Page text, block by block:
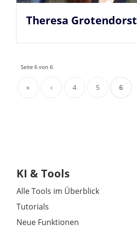
Theresa Grotendorst
Seite 6 von 6
« ‹ 4 5 6
KI & Tools
Alle Tools im Überblick
Tutorials
Neue Funktionen